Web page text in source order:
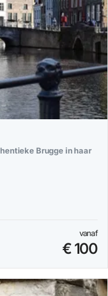
Brugge in haar
vanaf
€ 100